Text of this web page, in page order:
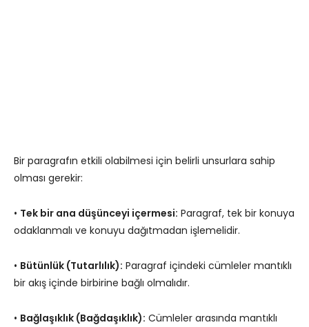
Bir paragrafın etkili olabilmesi için belirli unsurlara sahip
olması gerekir:
• Tek bir ana düşünceyi içermesi: Paragraf, tek bir konuya
odaklanmalı ve konuyu dağıtmadan işlemelidir.
• Bütünlük (Tutarlılık): Paragraf içindeki cümleler mantıklı
bir akış içinde birbirine bağlı olmalıdır.
• Bağlaşıklık (Bağdaşıklık): Cümleler arasında mantıklı